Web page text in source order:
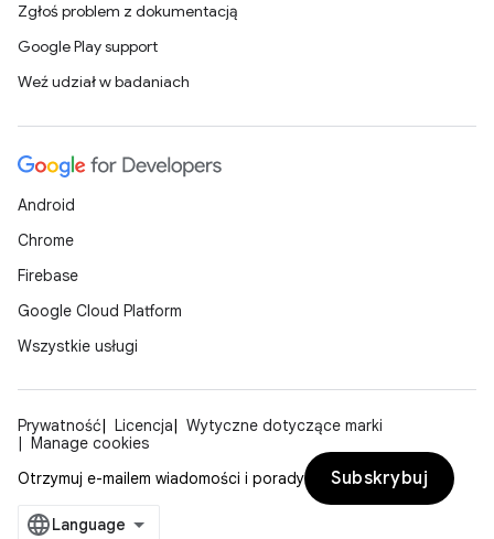
Zgłoś problem z dokumentacją
Google Play support
Weź udział w badaniach
Android
Chrome
Firebase
Google Cloud Platform
Wszystkie usługi
Prywatność Licencja
Wytyczne dotyczące marki
Manage cookies
Otrzymuj e-mailem wiadomości i porady
Subskrybuj